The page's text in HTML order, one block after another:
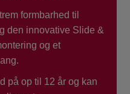
formbarhed til
den innovative Slide &
og et
på op til 12 år og kan